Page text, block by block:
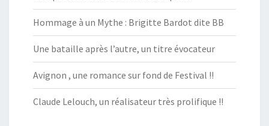
Hommage à un Mythe : Brigitte Bardot dite BB
Une bataille après l’autre, un titre évocateur
Avignon , une romance sur fond de Festival !!
Claude Lelouch, un réalisateur très prolifique !!